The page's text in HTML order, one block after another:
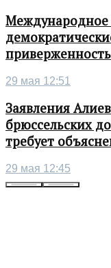
Международное
29 мая 12:51
Заявления
брюссельских
требует
29 мая 12:45